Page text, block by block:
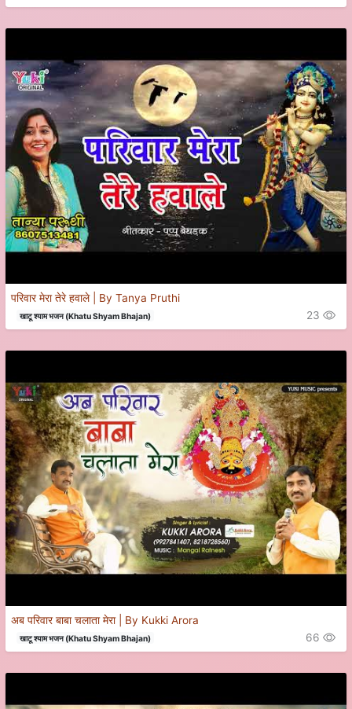
परिवार मेरा तेरे हवाले | By Tanya Pruthi
खाटू श्याम भजन (Khatu Shyam Bhajan) 23
अब परिवार बाबा चलाता मेरा | By Kukki Arora
खाटू श्याम भजन (Khatu Shyam Bhajan) 66